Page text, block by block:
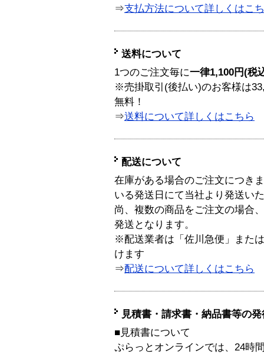
⇒支払方法について詳しくはこ
送料について
1つのご注文毎に一律1,100円(税
※売掛取引(後払い)のお客様は
無料！
⇒送料について詳しくはこちら
配送について
在庫がある場合のご注文につき
いる発送日にて当社より発送い
尚、複数の商品をご注文の場合
発送となります。
※配送業者は「佐川急便」また
けます
⇒配送について詳しくはこちら
見積書・請求書・納品書等の
■見積書について
ぷらっとオンラインでは、24時